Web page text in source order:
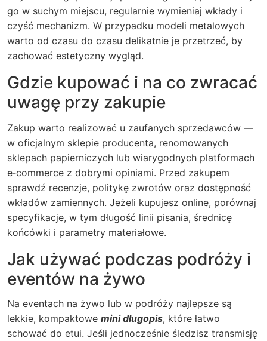
go w suchym miejscu, regularnie wymieniaj wkłady i
czyść mechanizm. W przypadku modeli metalowych
warto od czasu do czasu delikatnie je przetrzeć, by
zachować estetyczny wygląd.
Gdzie kupować i na co zwracać
uwagę przy zakupie
Zakup warto realizować u zaufanych sprzedawców —
w oficjalnym sklepie producenta, renomowanych
sklepach papierniczych lub wiarygodnych platformach
e‑commerce z dobrymi opiniami. Przed zakupem
sprawdź recenzje, politykę zwrotów oraz dostępność
wkładów zamiennych. Jeżeli kupujesz online, porównaj
specyfikacje, w tym długość linii pisania, średnicę
końcówki i parametry materiałowe.
Jak używać podczas podróży i
eventów na żywo
Na eventach na żywo lub w podróży najlepsze są
lekkie, kompaktowe mini długopis, które łatwo
schować do etui. Jeśli jednocześnie śledzisz transmisję